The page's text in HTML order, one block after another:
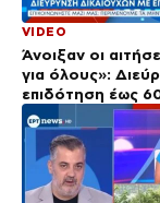
VIDEO
Άνοιξαν οι
για όλους»:
επιδότηση έως